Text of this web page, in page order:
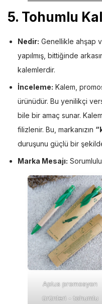
5. Tohumlu
Nedir: Genellikle ahşap
yapılmış, bittiğinde
kalemlerdir.
İnceleme: Kalem,
ürünüdür. Bu yenilikçi
bile bir amaç sunar.
filizlenir. Bu, markanızın
duruşunu güçlü bir
Marka Mesajı:
Aplus promosyon
ürünleri - tohumlu